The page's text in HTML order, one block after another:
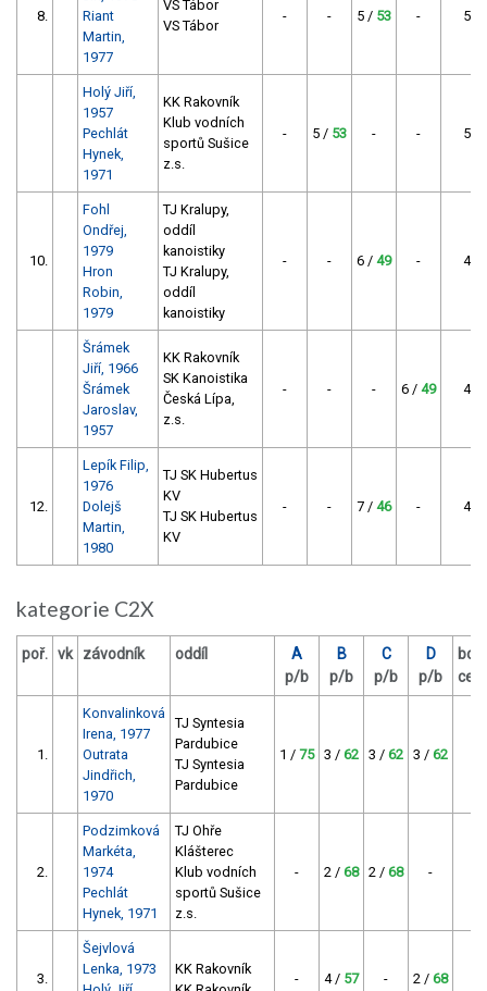
8.
Riant
Martin,
1977
VS Tábor
VS Tábor
- - 5 / 53 - 53
Holý Jiří,
1957
Pechlát
Hynek,
1971
KK Rakovník
Klub vodních
sportů Sušice
z.s.
- 5 / 53 - - 53
10.
Fohl
Ondřej,
1979
Hron
Robin,
1979
TJ Kralupy,
oddíl
kanoistiky
TJ Kralupy,
oddíl
kanoistiky
- - 6 / 49 - 49
Šrámek
Jiří, 1966
Šrámek
Jaroslav,
1957
KK Rakovník
SK Kanoistika
Česká Lípa,
z.s.
- - - 6 / 49 49
12.
Lepík Filip,
1976
Dolejš
Martin,
1980
TJ SK Hubertus
KV
TJ SK Hubertus
KV
- - 7 / 46 - 46
kategorie C2X
poř. vk závodník oddíl
A
p/b
B
p/b
C
p/b
D
p/b
1.
Konvalinková
Irena, 1977
Outrata
Jindřich,
1970
TJ Syntesia
Pardubice
TJ Syntesia
Pardubice
1 / 75 3 / 62 3 / 62 3 / 62
2.
Podzimková
Markéta,
1974
Pechlát
Hynek, 1971
TJ Ohře
Klášterec
Klub vodních
sportů Sušice
z.s.
- 2 / 68 2 / 68 -
3.
Šejvlová
Lenka, 1973
KK Rakovník
- 4 / 57 - 2 / 68